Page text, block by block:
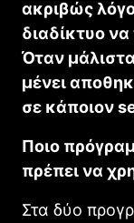
ακριβώς
διαδίκτυο
Όταν
μένει
σε κάποιον
Ποιο
πρέπει να
Στα δύο